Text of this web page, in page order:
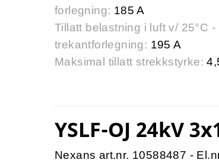
forlegning: 185 A
Tillatt belastning i luft v/ 25°C -
trekantforlegning: 195 A
Maksimal tillatt strekkstyrke:
YSLF-OJ 24kV
Nexans art.nr. 10588487 -